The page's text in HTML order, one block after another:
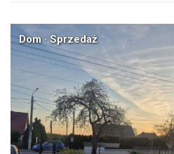
Dom · Sprzedaż